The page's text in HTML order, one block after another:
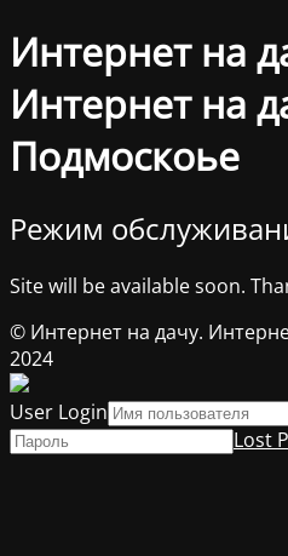
Интернет на
Интернет на
Подмоскоье
Режим
Site will be available soon.
© Интернет на дачу.
2024
User Login
Lost